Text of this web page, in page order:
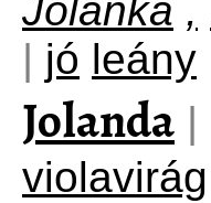
Jólánka ,
| jó leány
Jolanda |
violavirág